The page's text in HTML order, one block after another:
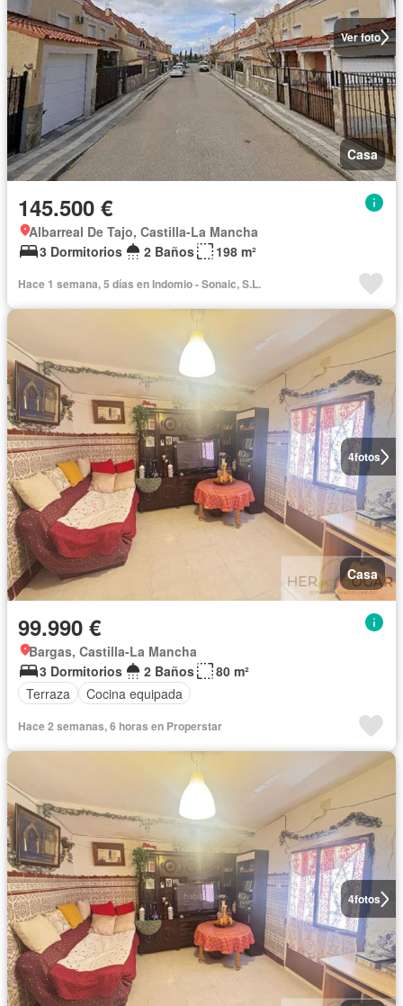
Ver foto
Casa
145.500 €
Albarreal De Tajo, Castilla-La Mancha
3 Dormitorios
2 Baños 198 m²
Hace 1 semana, 5 días en Indomio - Sonaic, S.L.
4fotos
Casa
99.990 €
Bargas, Castilla-La Mancha
3 Dormitorios
2 Baños
80 m²
Terraza
Cocina equipada
Hace 2 semanas, 6 horas en Properstar
4fotos